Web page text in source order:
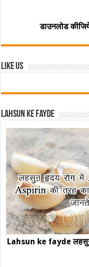
डाउनलोड
Like Us
Lahsun ke fayde
Lahsun ke fayde लहसुन